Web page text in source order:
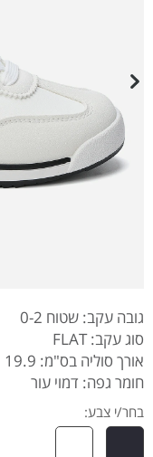
גובה עקב: שטוח 0-2
סוג עקב: FLAT
אורך סוליה בס"מ: 19.9
חומר גפה: דמוי עור
בחר/י צבע: